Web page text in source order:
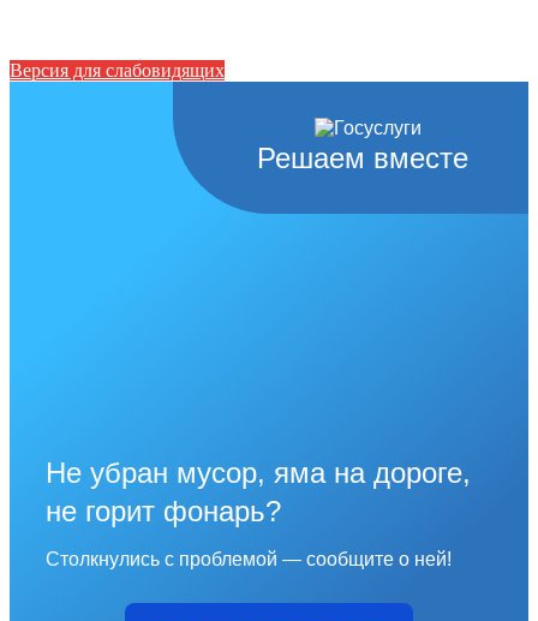
Версия для слабовидящих
Решаем вместе
Не убран мусор, яма на дороге,
не горит фонарь?
Столкнулись с проблемой — сообщите о ней!